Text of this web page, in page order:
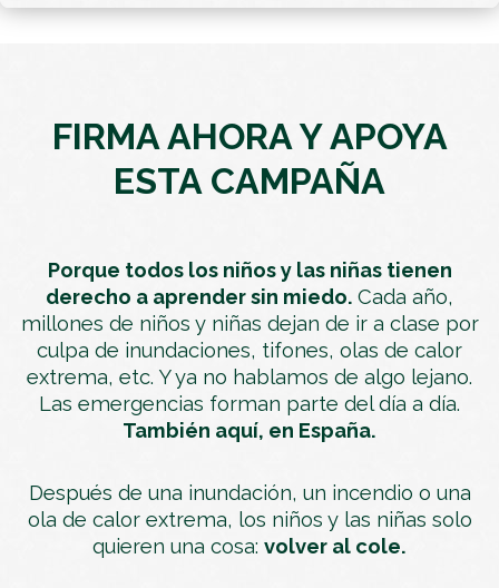
FIRMA AHORA Y APOYA
ESTA CAMPAÑA
Porque todos los niños y las niñas tienen
derecho a aprender sin miedo. Cada año,
millones de niños y niñas dejan de ir a clase por
culpa de inundaciones, tifones, olas de calor
extrema, etc. Y ya no hablamos de algo lejano.
Las emergencias forman parte del día a día.
También aquí, en España.
Después de una inundación, un incendio o una
ola de calor extrema, los niños y las niñas solo
quieren una cosa: volver al cole.